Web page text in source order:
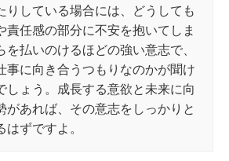
りしている場合には、どうしても
責任感の部分に不安を抱いてしま
を払いのけるほどの強い意志で、
事に向き合うつもりなのかが聞け
しょう。成長する意欲と未来に向
があれば、その意志をしっかりと
ずですよ。